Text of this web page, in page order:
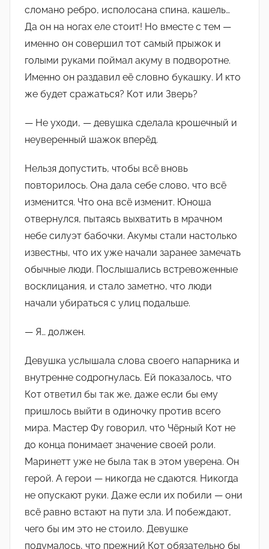
сломано ребро, исполосана спина, кашель…
Да он на ногах еле стоит! Но вместе с тем —
именно он совершил тот самый прыжок и
голыми руками поймал акуму в подворотне.
Именно он раздавил её словно букашку. И кто
же будет сражаться? Кот или Зверь?
— Не уходи, — девушка сделала крошечный и
неуверенный шажок вперёд.
Нельзя допустить, чтобы всё вновь
повторилось. Она дала себе слово, что всё
изменится. Что она всё изменит. Юноша
отвернулся, пытаясь выхватить в мрачном
небе силуэт бабочки. Акумы стали настолько
известны, что их уже начали заранее замечать
обычные люди. Послышались встревоженные
восклицания, и стало заметно, что люди
начали убираться с улиц подальше.
— Я… должен.
Девушка услышала слова своего напарника и
внутренне содрогнулась. Ей показалось, что
Кот ответил бы так же, даже если бы ему
пришлось выйти в одиночку против всего
мира. Мастер Фу говорил, что Чёрный Кот не
до конца понимает значение своей роли.
Маринетт уже не была так в этом уверена. Он
герой. А герои — никогда не сдаются. Никогда
не опускают руки. Даже если их побили — они
всё равно встают на пути зла. И побеждают,
чего бы им это не стоило. Девушке
подумалось, что прежний Кот обязательно бы